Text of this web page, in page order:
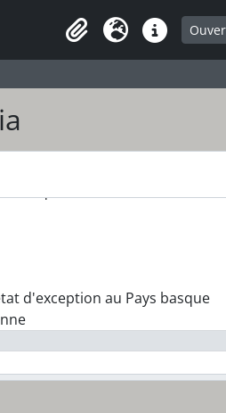
Presse-papier
LangueLiens rapides
d'exception au Pays basque